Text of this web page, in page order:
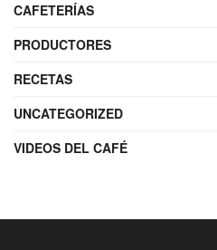
CAFETERÍAS
PRODUCTORES
RECETAS
UNCATEGORIZED
VIDEOS DEL CAFÉ